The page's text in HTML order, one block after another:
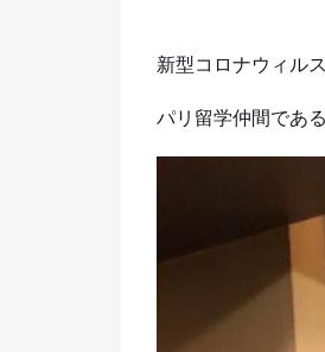
新型コロナウィル
パリ留学仲間であ